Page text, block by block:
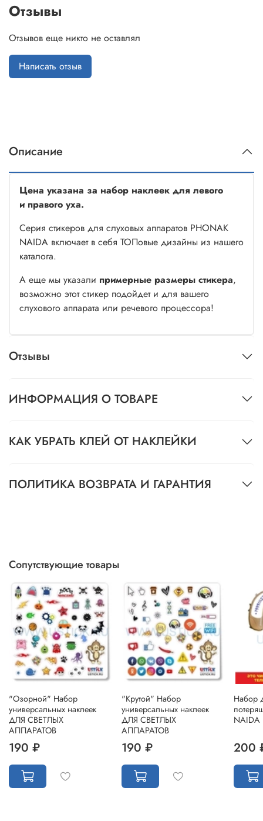
Отзывы
Отзывов еще никто не оставлял
Написать отзыв
Описание
Цена указана за набор наклеек для левого
и правого уха.
Серия стикеров для слуховых аппаратов PHONAK
NAIDA включает в себя ТОПовые дизайны из нашего
каталога.
А еще мы указали примерные размеры стикера,
возможно этот стикер подойдет и для вашего
слухового аппарата или речевого процессора!
Отзывы
ИНФОРМАЦИЯ О ТОВАРЕ
КАК УБРАТЬ КЛЕЙ ОТ НАКЛЕЙКИ
ПОЛИТИКА ВОЗВРАТА И ГАРАНТИЯ
Сопутствующие товары
"Озорной" Набор
универсальных наклеек
ДЛЯ СВЕТЛЫХ
АППАРАТОВ
190 ₽
"Крутой" Набор
универсальных наклеек
ДЛЯ СВЕТЛЫХ
АППАРАТОВ
190 ₽
Набор
NAIDA
200